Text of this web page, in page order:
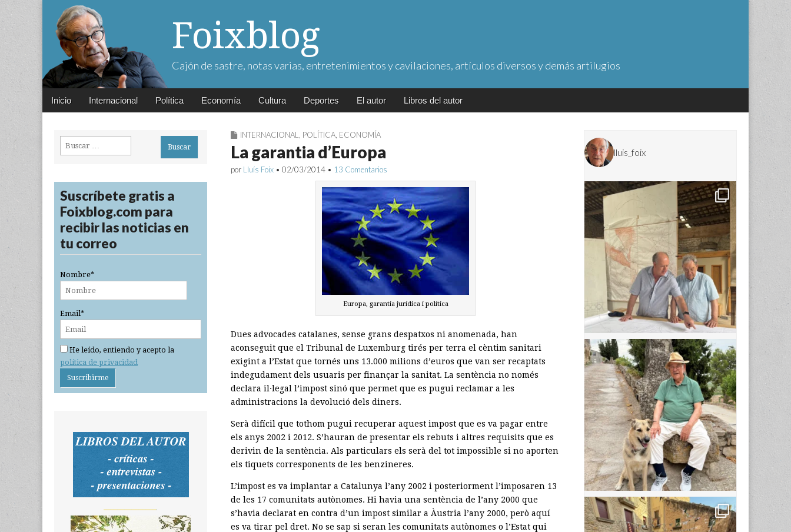
Foixblog
Cajón de sastre, notas varias, entretenimientos y cavilaciones, artículos diversos y demás artilugios
Main
Skip
Inicio Internacional Política Economía Cultura Deportes El autor Libros del autor
INTERNACIONAL POLÍTICA ECONOMÍA
La garantia d’Europa
por Lluís Foix • 02/03/2014 • 13 Comentarios
Europa, garantia jurídica i política
Dues advocades catalanes, sense grans despatxos ni anomenada, han
aconseguit que el Tribunal de Luxemburg tirés per terra el cèntim sanitari
exigint a l’Estat que tornés uns 13.000 milions d’euros que van ser recaptats
indegudament dels usuaris per finançar la sanitat. La sentència no només
declara il·legal l’impost sinó que permet que es pugui reclamar a les
administracions la devolució dels diners.
Serà difícil que tothom pugui recuperar aquest impost que es va pagar entre
els anys 2002 i 2012. S’hauran de presentar els rebuts i altres requisits que es
derivin de la sentència. Als particulars els serà del tot impossible si no aporten
els tiquets corresponents de les benzineres.
L’impost es va implantar a Catalunya l’any 2002 i posteriorment l’imposaren 13
de les 17 comunitats autònomes. Hi havia una sentència de l’any 2000 que
s’havia declarat en contra d’un impost similar a Àustria l’any 2000, però aquí
es va tirar pel dret. No se sap si seran les comunitats autònomes o l’Estat qui
Buscar:
Suscríbete gratis a
Foixblog.com para
recibir las noticias en
tu correo
Nombre*
Email*
He leído, entiendo y acepto la
política de privacidad
lluis_foix